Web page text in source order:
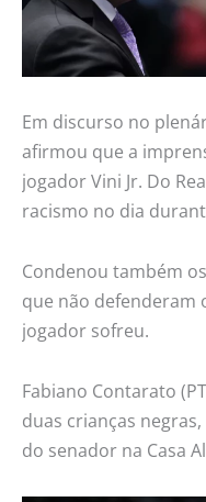
Em discurso no
afirmou que a
jogador Vini Jr. Do
racismo no dia
Condenou também
que não defenderam
jogador sofreu.
Fabiano Contarato
duas crianças
do senador na Casa